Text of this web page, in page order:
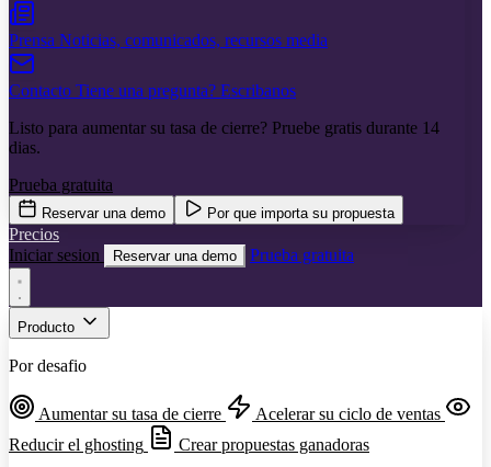
Prensa Noticias, comunicados, recursos media
Contacto Tiene una pregunta? Escribanos
Listo para aumentar su tasa de cierre? Pruebe gratis durante 14
dias.
Prueba gratuita
Reservar una demo Por que importa su propuesta
Precios
Iniciar sesion
Reservar una demo Prueba gratuita
Producto
Por desafio
Aumentar su tasa de cierre
Acelerar su ciclo de ventas
Reducir el ghosting
Crear propuestas ganadoras